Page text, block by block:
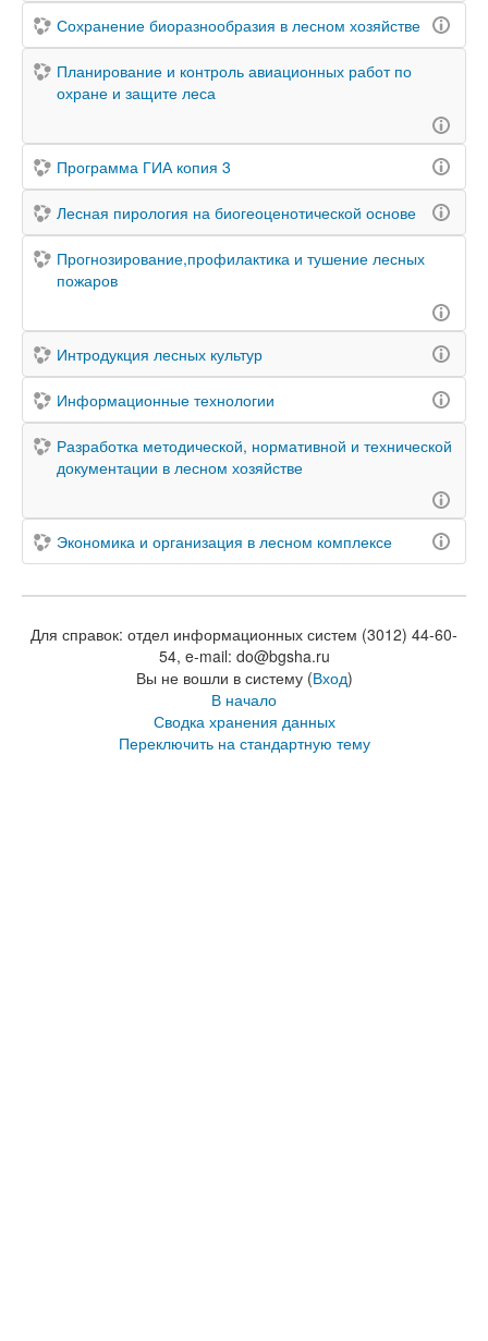
Сохранение биоразнообразия в лесном хозяйстве
Планирование и контроль авиационных работ по
охране и защите леса
Программа ГИА копия 3
Лесная пирология на биогеоценотической основе
Прогнозирование,профилактика и тушение лесных
пожаров
Интродукция лесных культур
Информационные технологии
Разработка методической, нормативной и технической
документации в лесном хозяйстве
Экономика и организация в лесном комплексе
Для справок: отдел информационных систем (3012) 44-60-
54, e-mail: do@bgsha.ru
Вы не вошли в систему (Вход)
В начало
Сводка хранения данных
Переключить на стандартную тему